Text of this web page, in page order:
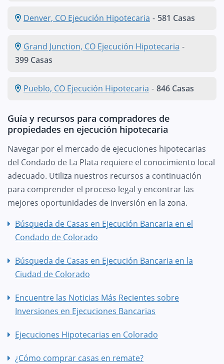
Denver, CO Ejecución Hipotecaria - 581 Casas
Grand Junction, CO Ejecución Hipotecaria -
399 Casas
Pueblo, CO Ejecución Hipotecaria - 846 Casas
Guía y recursos para compradores de
propiedades en ejecución hipotecaria
Navegar por el mercado de ejecuciones hipotecarias
del Condado de La Plata requiere el conocimiento local
adecuado. Utiliza nuestros recursos a continuación
para comprender el proceso legal y encontrar las
mejores oportunidades de inversión en la zona.
Búsqueda de Casas en Ejecución Bancaria en el
Condado de Colorado
Búsqueda de Casas en Ejecución Bancaria en la
Ciudad de Colorado
Encuentre las Noticias Más Recientes sobre
Inversiones en Ejecuciones Bancarias
Ejecuciones Hipotecarias en Colorado
¿Cómo comprar casas en remate?